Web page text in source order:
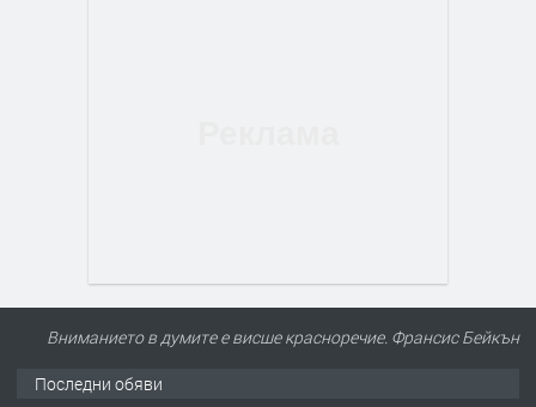
Вниманието в думите е висше красноречие. Франсис Бейкън
Последни обяви